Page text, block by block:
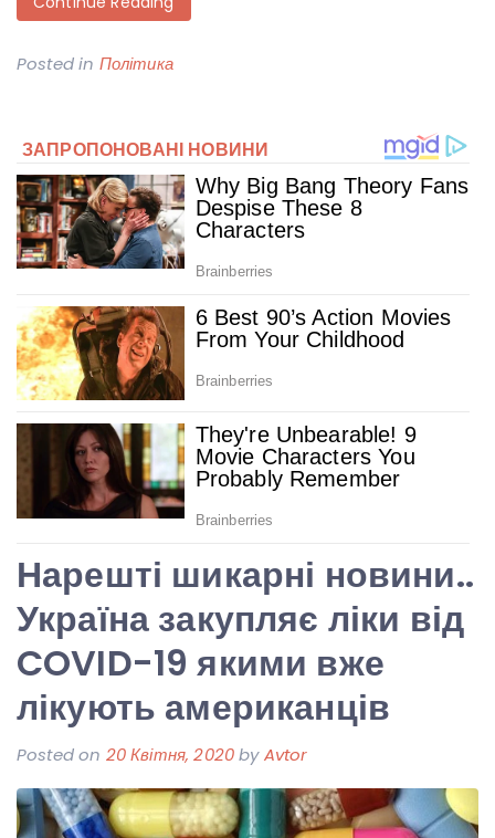
Posted in Політика
Нарешті шикарні новини..
Україна закупляє ліки від
COVID-19 якими вже
лікують американців
Posted on 20 Квітня, 2020byAvtor